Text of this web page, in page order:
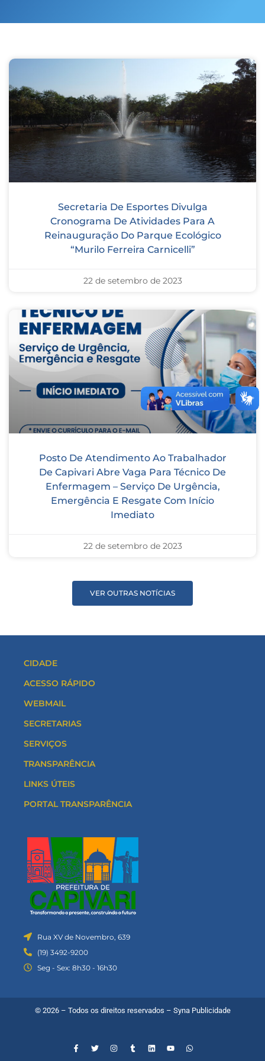
Secretaria De Esportes Divulga
Cronograma De Atividades Para A
Reinauguração Do Parque Ecológico
“Murilo Ferreira Carnicelli”
22 de setembro de 2023
Posto De Atendimento Ao Trabalhador
De Capivari Abre Vaga Para Técnico De
Enfermagem – Serviço De Urgência,
Emergência E Resgate Com Início
Imediato
22 de setembro de 2023
VER OUTRAS NOTÍCIAS
CIDADE
ACESSO RÁPIDO
WEBMAIL
SECRETARIAS
SERVIÇOS
TRANSPARÊNCIA
LINKS ÚTEIS
PORTAL TRANSPARÊNCIA
Rua XV de Novembro, 639
(19) 3492-9200
Seg - Sex: 8h30 - 16h30
© 2026 – Todos os direitos reservados – Syna Publicidade